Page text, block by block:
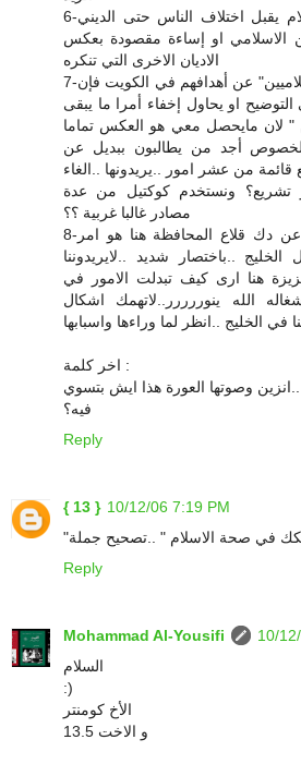
6-الاسلام السني .فقط والاسلام يقبل اختلاف الناس حتى الديني
الاسلامي او إساءة مقصودة بعكس
الاديان الاخرى التي تنكره
7-وبإمكانك ان تسأل أحد "الاسلاميين" عن أهدافهم في الكويت فإن
او يحاول إخفاء أمرا ما يبقى
" لان مايحصل معي هو العكس تماما
أجد من يطالبون ببديل عن
من عشر امور ..يريدونها ..الغاء
تشريع؟ ونستخدم كوكتيل من عدة
مصادر غالبا غربية ؟؟
8-والذي لم تفهمه من قولي عن دك قلاع المحافظة هنا هو امر
..باختصار شديد ..لايريدوننا
هنا ارى كيف تبدلت الامور في
الله ينوررررر..لاتهمك اشكال
في الخليج ..انظر لما وراءها واسبابها
اخر كلمة :
وصوتها العورة هذا ايش بتسوي
فيه؟
Reply
{ 13 } 10/12/06 7:19 PM
Reply
Mohammad Al-Yousifi
10/
السلام
:)
الأخ كومنتر
و الاخت 13.5